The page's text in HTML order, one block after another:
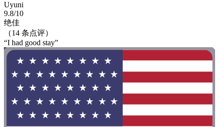
Uyuni
9.8/10
绝佳
（14 条点评）
“I had good stay”